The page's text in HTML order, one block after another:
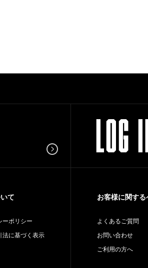
て
ーポリシー
法に基づく表示
お客様に関する
よくあるご質問
お問い合わせ
ご利用の方へ